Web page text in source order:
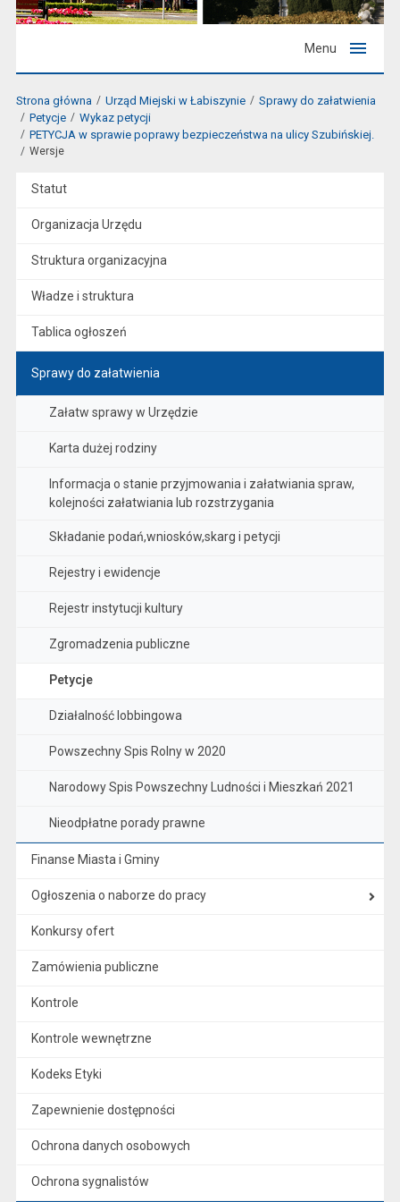
Menu
Strona główna Urząd Miejski w Łabiszynie
Sprawy do załatwienia
Petycje
Wykaz petycji
PETYCJA w sprawie poprawy bezpieczeństwa na ulicy Szubińskiej.
Wersje
Statut
Organizacja Urzędu
Struktura organizacyjna
Władze i struktura
Tablica ogłoszeń
Sprawy do załatwienia
Załatw sprawy w Urzędzie
Karta dużej rodziny
Informacja o stanie przyjmowania i załatwiania spraw,
kolejności załatwiania lub rozstrzygania
Składanie podań,wniosków,skarg i petycji
Rejestry i ewidencje
Rejestr instytucji kultury
Zgromadzenia publiczne
Petycje
Działalność lobbingowa
Powszechny Spis Rolny w 2020
Narodowy Spis Powszechny Ludności i Mieszkań 2021
Nieodpłatne porady prawne
Finanse Miasta i Gminy
Ogłoszenia o naborze do pracy
Konkursy ofert
Zamówienia publiczne
Kontrole
Kontrole wewnętrzne
Kodeks Etyki
Zapewnienie dostępności
Ochrona danych osobowych
Ochrona sygnalistów